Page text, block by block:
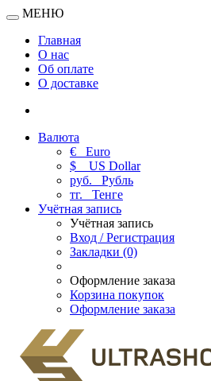
МЕНЮ
Главная
О нас
Об оплате
О доставке
Валюта
€ Euro
$
US Dollar
руб. Рубль
тг. Тенге
Учётная запись
Учётная запись
Вход / Регистрация
Закладки (0)
Оформление заказа
Корзина покупок
Оформление заказа